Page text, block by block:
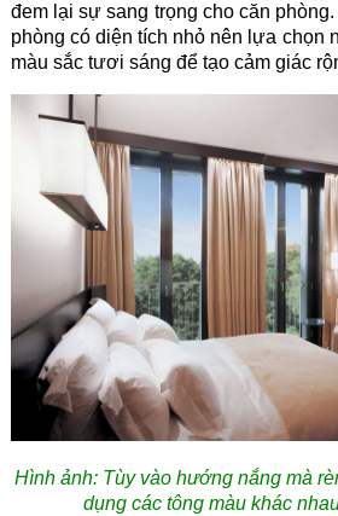
đem lại sự sang trọng cho căn
phòng có diện tích nhỏ nên lựa chọn
màu sắc tươi sáng để tạo cảm giác
Hình ảnh: Tùy vào hướng nắng mà
dụng các tông màu khác